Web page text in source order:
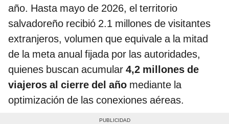
año. Hasta mayo de 2026, el territorio
salvadoreño recibió 2.1 millones de visitantes
extranjeros, volumen que equivale a la mitad
de la meta anual fijada por las autoridades,
quienes buscan acumular 4,2 millones de
viajeros al cierre del año mediante la
optimización de las conexiones aéreas.